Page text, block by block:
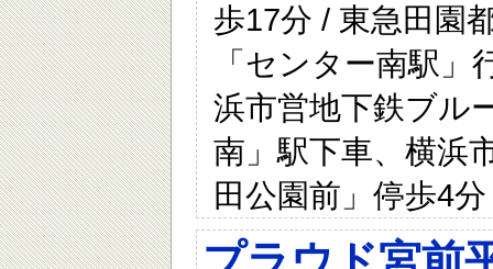
歩17分 / 東急田園
「センター南駅
浜市営地下鉄ブル
南」駅下車、横浜
田公園前」停歩4分